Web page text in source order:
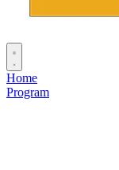
Home
Program